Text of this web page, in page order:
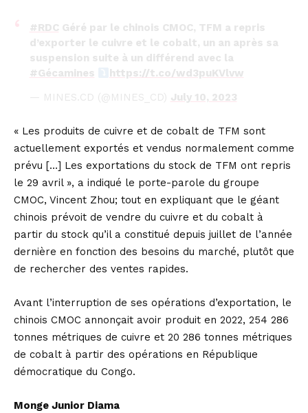
#RDC Géré par le chinois CMOC, TFM a repris
d’exporter le cuivre et le cobalt, un an après sa
suspension suite à un différend avec la
#Gécamines
https://t.co/wd3puKVlvw
— MINES.CD (@MINES_CD) July 10, 2023
« Les produits de cuivre et de cobalt de TFM sont
actuellement exportés et vendus normalement comme
prévu […] Les exportations du stock de TFM ont repris
le 29 avril », a indiqué le porte-parole du groupe
CMOC, Vincent Zhou; tout en expliquant que le géant
chinois prévoit de vendre du cuivre et du cobalt à
partir du stock qu’il a constitué depuis juillet de l’année
dernière en fonction des besoins du marché, plutôt que
de rechercher des ventes rapides.
Avant l’interruption de ses opérations d’exportation, le
chinois CMOC annonçait avoir produit en 2022, 254 286
tonnes métriques de cuivre et 20 286 tonnes métriques
de cobalt à partir des opérations en République
démocratique du Congo.
Monge Junior Diama